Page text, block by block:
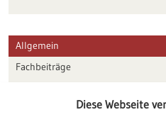
Allgemein
Fachbeiträge
VeranstaltungenDiese Webseite